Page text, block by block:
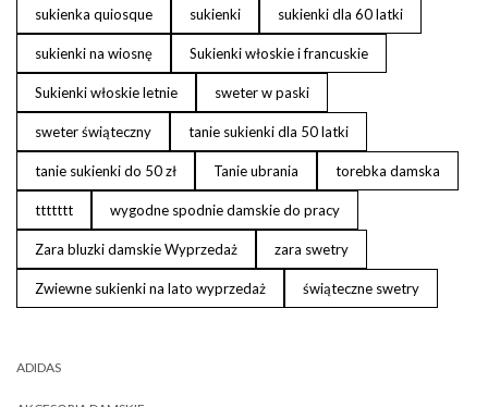
sukienka quiosque sukienki sukienki dla 60 latki
sukienki na wiosnę Sukienki włoskie i francuskie
Sukienki włoskie letnie sweter w paski
sweter świąteczny tanie sukienki dla 50 latki
tanie sukienki do 50 zł Tanie ubrania torebka damska
ttttttt wygodne spodnie damskie do pracy
Zara bluzki damskie Wyprzedaż zara swetry
Zwiewne sukienki na lato wyprzedaż świąteczne swetry
ADIDAS